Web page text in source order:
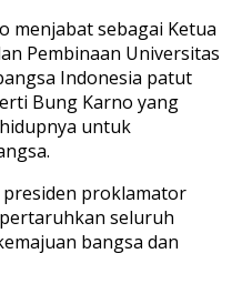
menjabat sebagai Ketua
Pembinaan Universitas
Indonesia patut
Bung Karno yang
untuk
presiden proklamator
seluruh
bangsa dan